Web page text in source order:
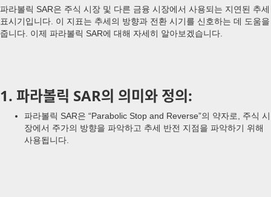
파라볼릭 SAR은 주식 시장 및 다른 금융 시장에서 사용되는 지연된 추세
표시기입니다. 이 지표는 추세의 방향과 전환 시기를 신호하는 데 도움을
줍니다. 이제 파라볼릭 SAR에 대해 자세히 알아보겠습니다.
1. 파라볼릭 SAR의 의미와 정의:
파라볼릭 SAR은 “Parabolic Stop and Reverse”의 약자로, 주식 시
장에서 주가의 방향을 파악하고 추세 반전 지점을 파악하기 위해
사용됩니다.